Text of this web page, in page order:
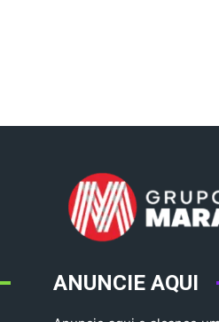
ANUNCIE AQUI